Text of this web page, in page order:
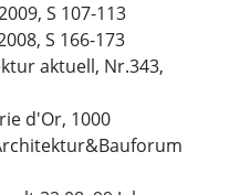
S 107-113
S 166-173
aktuell, Nr.343,
d'Or, 1000